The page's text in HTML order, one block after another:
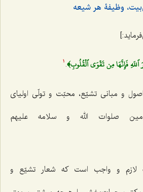
وظیفۀ هر شیعه
فَإِنَّهَا مِن تَقۡوَى ٱلۡقُلُوبِ﴾.
1
و مبانی تشیّع، محبّت و تولّی اولیای
صلوات الله و سلامه علیهم
لازم و واجب است که شعار تشیّع و